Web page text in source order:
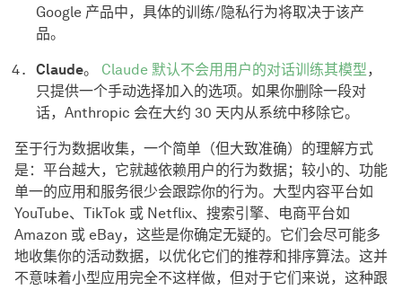
Google 产品中，具体的训练/隐私行为将取决于该产
品。
Claude。 Claude 默认不会用用户的对话训练其模型，
只提供一个手动选择加入的选项。如果你删除一段对
话，Anthropic 会在大约 30 天内从系统中移除它。
至于行为数据收集，一个简单（但大致准确）的理解方式
是：平台越大，它就越依赖用户的行为数据；较小的、功能
单一的应用和服务很少会跟踪你的行为。大型内容平台如
YouTube、TikTok 或 Netflix、搜索引擎、电商平台如
Amazon 或 eBay，这些是你确定无疑的。它们会尽可能多
地收集你的活动数据，以优化它们的推荐和排序算法。这并
不意味着小型应用完全不这样做，但对于它们来说，这种跟